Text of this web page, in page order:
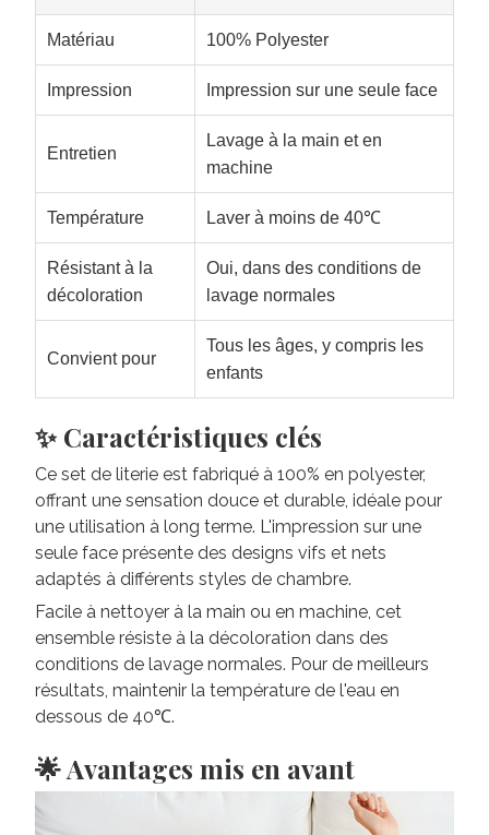
Matériau 100% Polyester
Impression Impression sur une seule face
Entretien
Lavage à la main et en
machine
Température Laver à moins de 40℃
Résistant à la
décoloration
Oui, dans des conditions de
lavage normales
Convient pour
Tous les âges, y compris les
enfants
✨ Caractéristiques clés
Ce set de literie est fabriqué à 100% en polyester,
offrant une sensation douce et durable, idéale pour
une utilisation à long terme. L'impression sur une
seule face présente des designs vifs et nets
adaptés à différents styles de chambre.
Facile à nettoyer à la main ou en machine, cet
ensemble résiste à la décoloration dans des
conditions de lavage normales. Pour de meilleurs
résultats, maintenir la température de l'eau en
dessous de 40℃.
🌟 Avantages mis en avant